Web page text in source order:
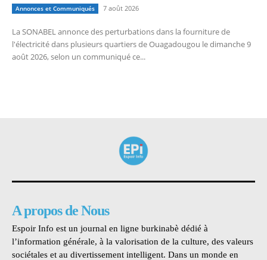
Annonces et Communiqués 7 août 2026
La SONABEL annonce des perturbations dans la fourniture de
l'électricité dans plusieurs quartiers de Ouagadougou le dimanche 9
août 2026, selon un communiqué ce...
A propos de Nous
Espoir Info est un journal en ligne burkinabè dédié à
l’information générale, à la valorisation de la culture, des valeurs
sociétales et au divertissement intelligent. Dans un monde en